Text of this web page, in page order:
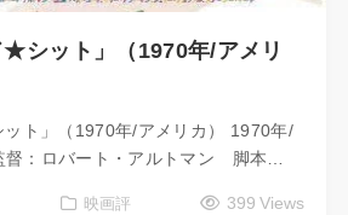
シット」（1970年/アメリ
ト」（1970年/アメリカ） 1970年/
：ロバート・アルトマン 脚本…
映画評 399 Views